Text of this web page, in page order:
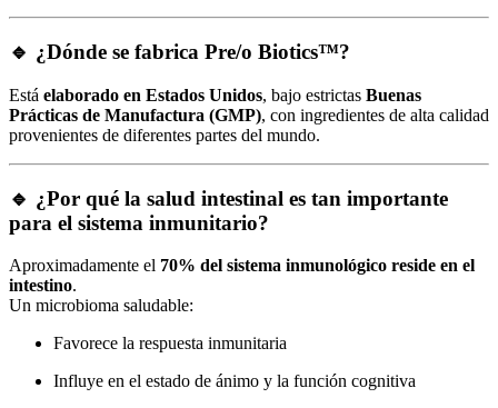
🔹 ¿Dónde se fabrica Pre/o Biotics™?
Está elaborado en Estados Unidos, bajo estrictas Buenas
Prácticas de Manufactura (GMP), con ingredientes de alta calidad
provenientes de diferentes partes del mundo.
🔹 ¿Por qué la salud intestinal es tan importante
para el sistema inmunitario?
Aproximadamente el 70% del sistema inmunológico reside en el
intestino.
Un microbioma saludable:
Favorece la respuesta inmunitaria
Influye en el estado de ánimo y la función cognitiva